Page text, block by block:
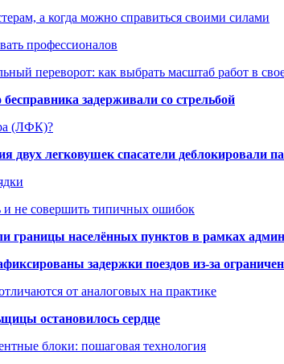
а когда можно справиться своими силами
профессионалов
переворот: как выбрать масштаб работ в
задерживали со стрельбой
(ЛФК)?
двух легковушек спасатели деблокировали
и не совершить типичных ошибок
границы населённых пунктов в рамках
задержки поездов из-за
от аналоговых на практике
остановилось сердце
блоки: пошаговая технология